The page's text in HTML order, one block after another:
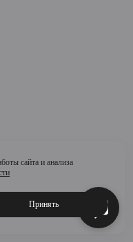
сайта и анализа
Принять